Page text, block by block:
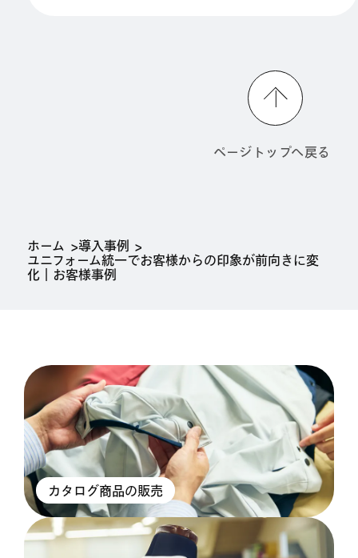
ホーム
導入事例
ユニフォーム統一でお客様からの印象が前向きに変
化｜お客様事例
ページトップへ戻る
カタログ商品の販売